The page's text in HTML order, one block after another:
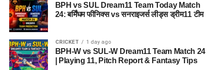
BPH vs SUL Dream11 Team Today Match
24: बर्मिंघम फीनिक्स vs सनराइजर्स लीड्स ड्रीम11 टीम
CRICKET 1 day ago
BPH-W vs SUL-W Dream11 Team Match 24
| Playing 11, Pitch Report & Fantasy Tips